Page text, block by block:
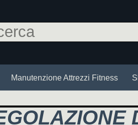
Manutenzione Attrezzi Fitness